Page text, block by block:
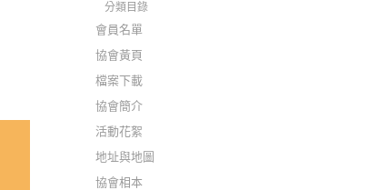
分類目錄
會員名單
協會黃頁
檔案下載
協會簡介
活動花絮
地址與地圖
協會相本